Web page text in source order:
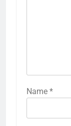
Name *